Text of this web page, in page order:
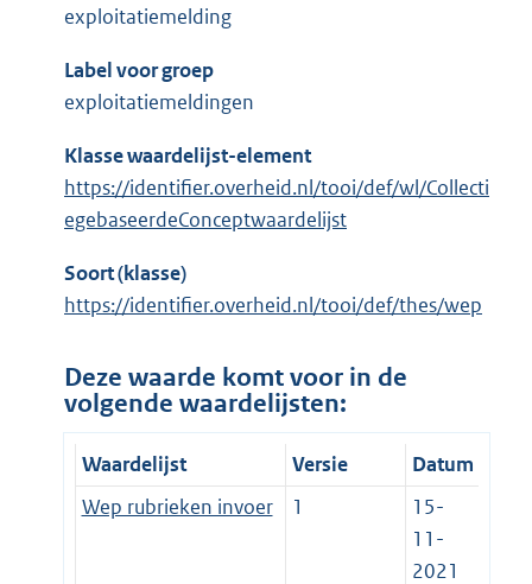
exploitatiemelding
Label voor groep
exploitatiemeldingen
Klasse waardelijst-element
https://identifier.overheid.nl/tooi/def/wl/Collecti
egebaseerdeConceptwaardelijst
Soort (klasse)
https://identifier.overheid.nl/tooi/def/thes/wep
Deze waarde komt voor in de
volgende waardelijsten:
Waardelijst Versie
Datum
Wep rubrieken invoer
1
15-
11-
2021